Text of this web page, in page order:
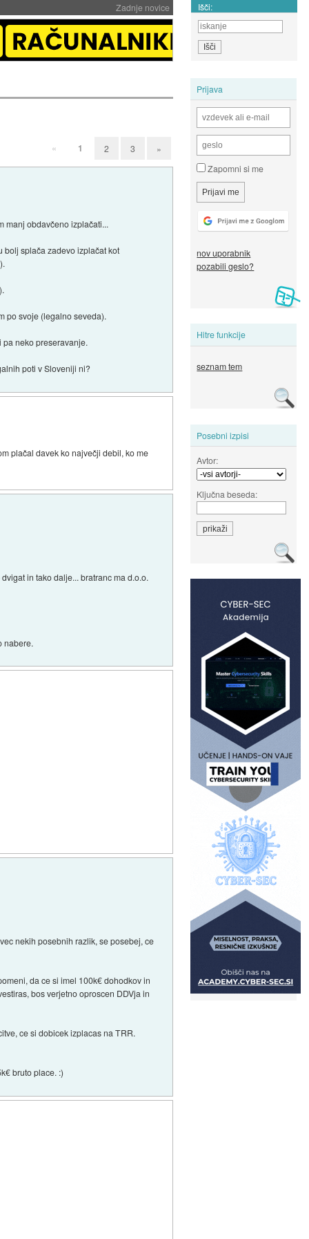
Zadnje novice Išči:
Prijava
Zapomni si me
nov uporabnik
pozabili geslo?
Hitre funkcije
seznam tem
Posebni izpisi
Avtor:
Ključna beseda:
« 1 2 3 »
manj obdavčeno izplačati...
bolj splača zadevo izplačat kot
po svoje (legalno seveda).
pa neko preseravanje.
poti v Sloveniji ni?
plačal davek ko največji debil, ko me
in tako dalje... bratranc ma d.o.o.
nabere.
nekih posebnih razlik, se posebej, ce
da ce si imel 100k€ dohodkov in
bos verjetno oproscen DDVja in
ce si dobicek izplacas na TRR.
bruto place. :)